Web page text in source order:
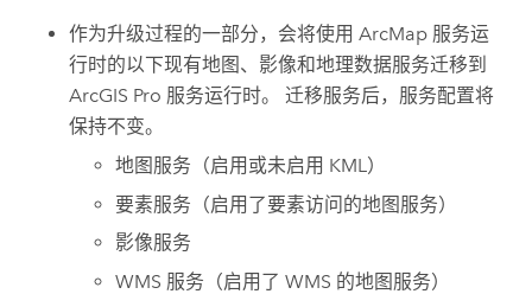
作为升级过程的一部分，会将使用ArcMap 服务运
行时的以下现有地图、影像和地理数据服务迁移到
ArcGIS Pro 服务运行时。 迁移服务后，服务配置将
保持不变。
地图服务（启用或未启用 KML）
要素服务（启用了要素访问的地图服务）
影像服务
WMS 服务（启用了 WMS 的地图服务）